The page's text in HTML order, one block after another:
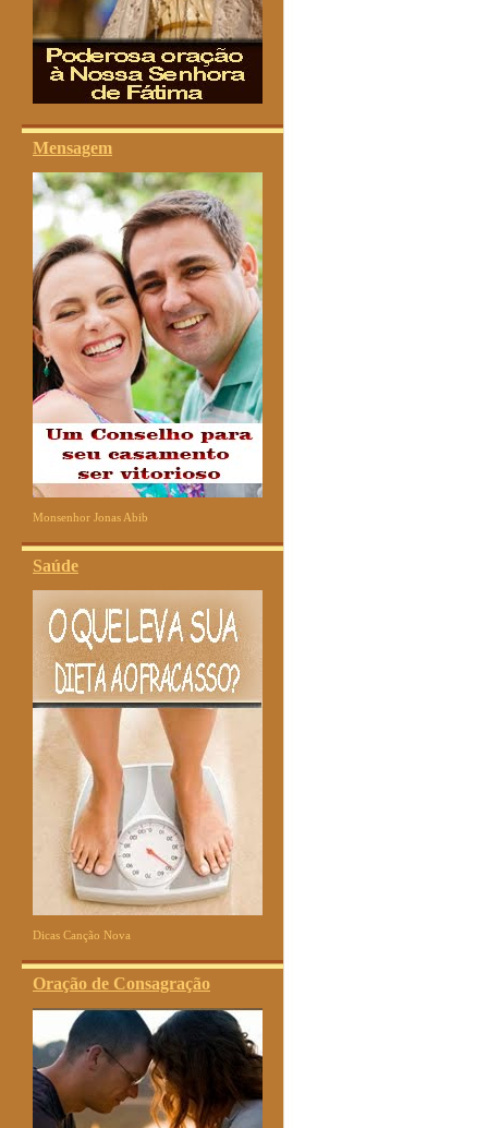
Mensagem
Monsenhor Jonas Abib
Saúde
Dicas Canção Nova
Oração de Consagração